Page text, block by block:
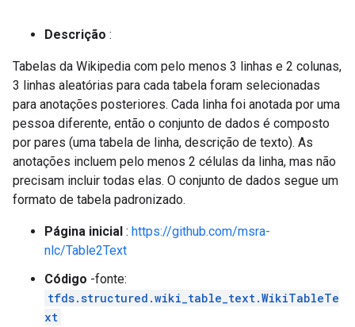
Descrição :
Tabelas da Wikipedia com pelo menos 3 linhas e 2 colunas,
3 linhas aleatórias para cada tabela foram selecionadas
para anotações posteriores. Cada linha foi anotada por uma
pessoa diferente, então o conjunto de dados é composto
por pares (uma tabela de linha, descrição de texto). As
anotações incluem pelo menos 2 células da linha, mas não
precisam incluir todas elas. O conjunto de dados segue um
formato de tabela padronizado.
Página inicial : https://github.com/msra-
nlc/Table2Text
Código -fonte:
tfds.structured.wiki_table_text.WikiTableTe
xt